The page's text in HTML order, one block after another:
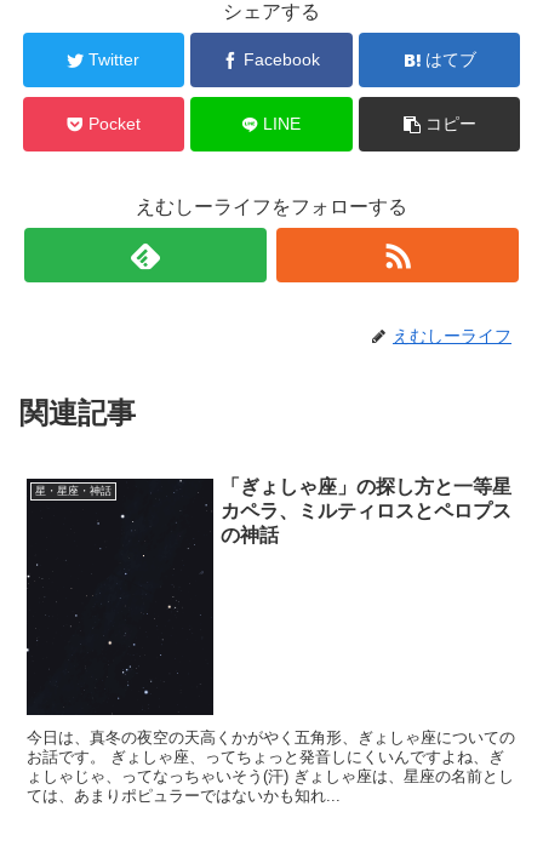
シェアする
Twitter Facebook はてブ
Pocket LINE コピー
えむしーライフをフォローする
えむしーライフ
関連記事
星・星座・神話
「ぎょしゃ座」の探し方と一等星
カペラ、ミルティロスとペロプス
の神話
今日は、真冬の夜空の天高くかがやく五角形、ぎょしゃ座についての
お話です。 ぎょしゃ座、ってちょっと発音しにくいんですよね、ぎ
ょしゃじゃ、ってなっちゃいそう(汗) ぎょしゃ座は、星座の名前とし
ては、あまりポピュラーではないかも知れ...